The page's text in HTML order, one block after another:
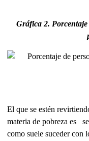
Gráfica 2. Porcentaje
El que se estén
materia de pobreza es
como suele suceder con